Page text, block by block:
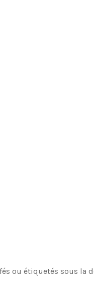
ou étiquetés sous la